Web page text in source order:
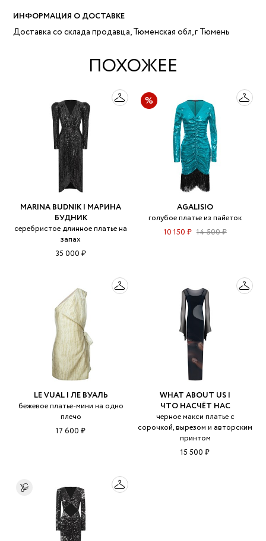
ИНФОРМАЦИЯ О ДОСТАВКЕ
Доставка со склада продавца, Тюменская обл, г Тюмень
ПОХОЖЕЕ
MARINA BUDNIK | МАРИНА
БУДНИК
серебристое длинное платье на
запах
35 000 ₽
AGALISIO
голубое платье из пайеток
10 150 ₽ 14 500 ₽
LE VUAL | ЛЕ ВУАЛЬ
бежевое платье-мини на одно
плечо
17 600 ₽
WHAT ABOUT US |
ЧТО НАСЧЁТ НАС
черное макси платье с
сорочкой, вырезом и авторским
принтом
15 500 ₽